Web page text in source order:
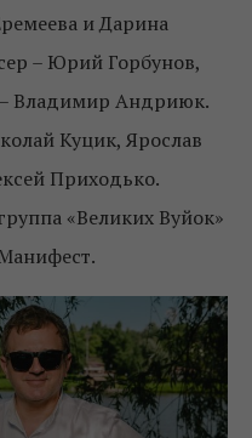
и Дарина
– Юрий Горбунов,
Владимир Андриюк.
Куцик, Ярослав
Приходько.
«Великих Вуйок»